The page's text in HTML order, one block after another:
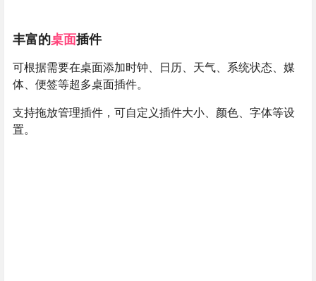
丰富的桌面插件
可根据需要在桌面添加时钟、日历、天气、系统状态、媒
体、便签等超多桌面插件。
支持拖放管理插件，可自定义插件大小、颜色、字体等设
置。